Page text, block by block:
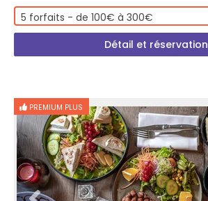
5 forfaits - de 100€ à 300€
Détail et réservation
PREMIUM PLUS